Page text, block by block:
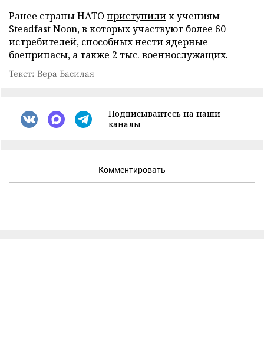
Ранее страны НАТО приступилик учениям
Steadfast Noon, в которых участвуют более 60
истребителей, способных нести ядерные
боеприпасы, а также 2 тыс. военнослужащих.
Текст: Вера Басилая
Подписывайтесь на наши
каналы
Комментировать